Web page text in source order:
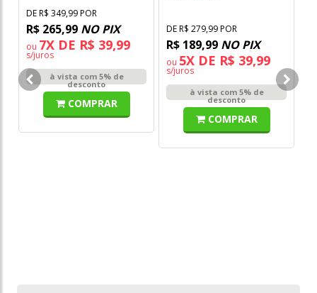
DE R$ 349,99 POR
R$ 265,99 NO PIX
ou 7X DE R$ 39,99
s/juros
à vista com 5% de
desconto
COMPRAR
DE R$ 279,99 POR
R$ 189,99 NO PIX
ou 5X DE R$ 39,99
s/juros
à vista com 5% de
desconto
COMPRAR